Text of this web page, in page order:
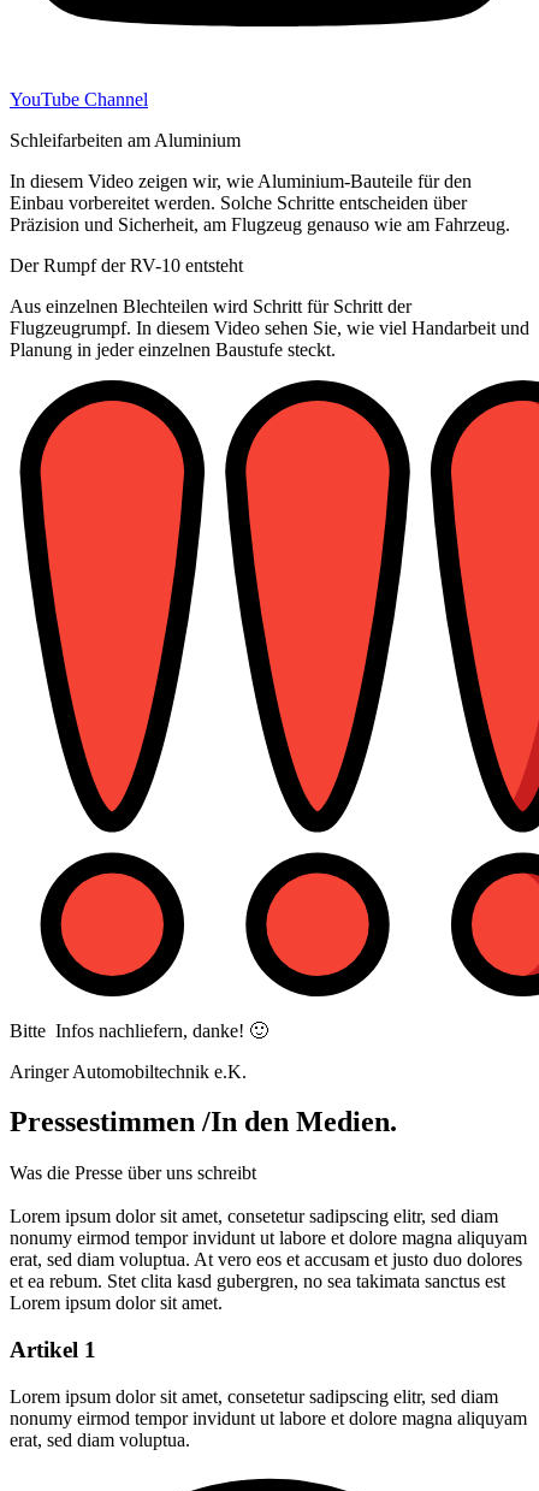
YouTube Channel
Schleifarbeiten am Aluminium
In diesem Video zeigen wir, wie Aluminium-Bauteile für den
Einbau vorbereitet werden. Solche Schritte entscheiden über
Präzision und Sicherheit, am Flugzeug genauso wie am Fahrzeug.
Der Rumpf der RV-10 entsteht
Aus einzelnen Blechteilen wird Schritt für Schritt der
Flugzeugrumpf. In diesem Video sehen Sie, wie viel Handarbeit und
Planung in jeder einzelnen Baustufe steckt.
Bitte Infos nachliefern, danke! 🙂
Aringer Automobiltechnik e.K.
Pressestimmen /In den Medien.
Was die Presse über uns schreibt
Lorem ipsum dolor sit amet, consetetur sadipscing elitr, sed diam
nonumy eirmod tempor invidunt ut labore et dolore magna aliquyam
erat, sed diam voluptua. At vero eos et accusam et justo duo dolores
et ea rebum. Stet clita kasd gubergren, no sea takimata sanctus est
Lorem ipsum dolor sit amet.
Artikel 1
Lorem ipsum dolor sit amet, consetetur sadipscing elitr, sed diam
nonumy eirmod tempor invidunt ut labore et dolore magna aliquyam
erat, sed diam voluptua.